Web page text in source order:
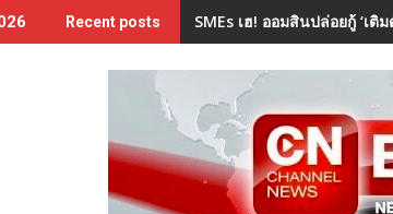
Recent posts SMEs เฮ! ออมสินปล่อยกู้ ‘เติ